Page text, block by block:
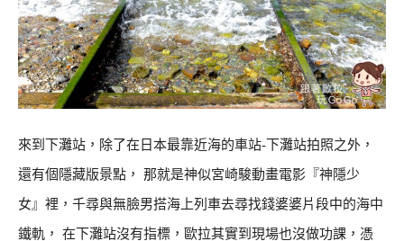
來到下灘站，除了在日本最靠近海的車站-下灘站拍照之外，
還有個隱藏版景點， 那就是神似宮崎駿動畫電影『神隱少
女』裡，千尋與無臉男搭海上列車去尋找錢婆婆片段中的海中
鐵軌， 在下灘站沒有指標，歐拉其實到現場也沒做功課，憑